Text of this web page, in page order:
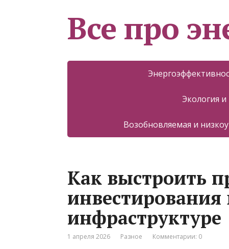
Все про
Экология
Возобновляемая и
Как выстроить
инвестирования
инфраструктуре
1 апреля 2026 Разное Комментарии: 0